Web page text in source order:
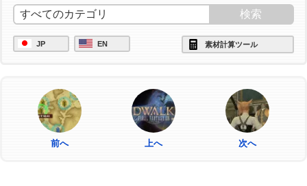
JP EN 素材計算ツール
前へ 上へ 次へ